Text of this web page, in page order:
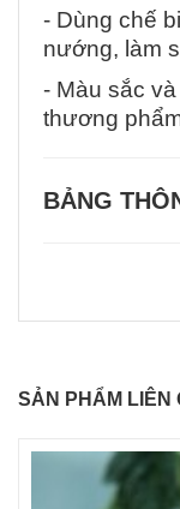
- Dùng chế
nướng, làm
- Màu sắc
thương
BẢNG
SẢN PHẨM LIÊN